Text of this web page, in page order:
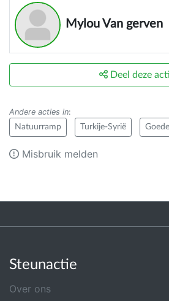
Mylou Van gerven
Deel deze
Andere acties in:
Natuurramp Turkije-Syrië
Misbruik melden
Steunactie
Over ons